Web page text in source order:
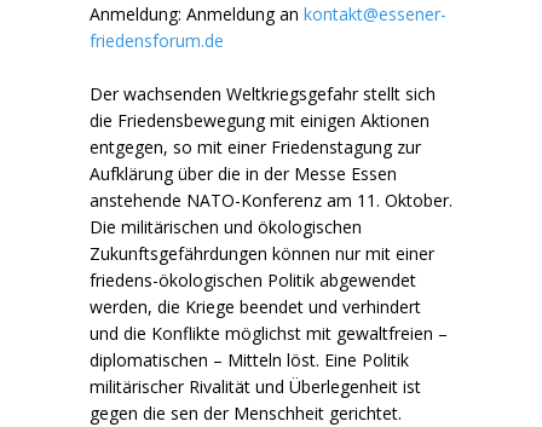
Anmeldung: Anmeldung an kontakt@essener-
friedensforum.de
Der wachsenden Weltkriegsgefahr stellt sich
die Friedensbewegung mit einigen Aktionen
entgegen, so mit einer Friedenstagung zur
Aufklärung über die in der Messe Essen
anstehende NATO-Konferenz am 11. Oktober.
Die militärischen und ökologischen
Zukunftsgefährdungen können nur mit einer
friedens-ökologischen Politik abgewendet
werden, die Kriege beendet und verhindert
und die Konflikte möglichst mit gewaltfreien –
diplomatischen – Mitteln löst. Eine Politik
militärischer Rivalität und Überlegenheit ist
gegen die sen der Menschheit gerichtet.